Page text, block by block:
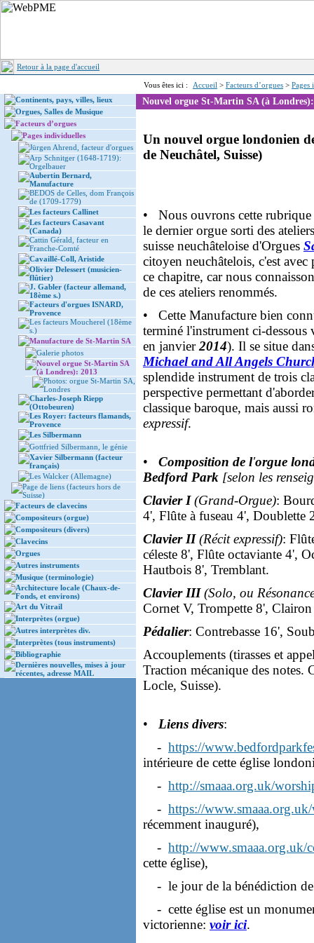
Retour à la page d'accueil
Vous êtes ici : Accueil > Facteurs d’orgues >
Continents, pays, villes, lieux
Orgues, Salles de Musique
Facteurs d’orgues
Pages individuelles
Jürgen Ahrend, facteur d'orgues
Arp Schnitger (1648-1719):
Orgelbauer
Aubertin Bernard,
Manufacture
BEDOS de Celles, dom François
de (1709-1779)
Les facteurs Callinet
Les facteurs Casavant
(Canada)
Cattin Gérald, facteur en
Franche-Comté
Cavaillé-Coll, Aristide
Olivier Delessert (musicien-
flûtier)
J. Gabler (facteur allemand,
18ème s.)
Facteurs d'orgues ISNARD,
Provence
Les facteurs Moucherel (18ème
s.)
Manufacture de St-Martin SA
Galerie photos
Nouvel orgue St-Martin SA
(à Londres): 2013
Photos: orgue St-Martin SA,
Londres
Charles-Joseph Riepp
(Ottobeuren)
Les Royer: facteurs flamands,
Provence
Les Silbermann
Gottfried Silbermann, le génie
Xavier Silbermann (facteur
français)
Les Walcker (Allemagne)
Page de liens (facteurs hors de
Suisse)
Facteurs de clavecins
Compositeurs (orgue)
Compositeurs (divers)
Clavecins
Orgues
Autres instruments
Musique (terminologie)
Architecture locale (Chaux-de-
Fonds, et environs)
Art du Vitrail
Interprètes (orgue)
Autres interprètes div.
Interprètes (tous instruments)
Bibliographie
Dernières nouvelles, mises à jour
récentes, adresse MAIL
Nouvel orgue St-Martin SA (à
Un nouvel orgue londonien
de Neuchâtel, Suisse)
• Nous ouvrons cette rubrique
le dernier orgue sorti des
suisse neuchâteloise d'Orgues
citoyen neuchâtelois, c'est
ce chapitre, car nous
de ces ateliers renommés.
• Cette Manufacture bien
terminé l'instrument ci-
en janvier2014). Il se situe
Michael and All Angels
splendide instrument de trois
perspective permettant
classique baroque, mais aussi
expressif.
• Composition de l'orgue
Bedford Park [selon les
Clavier I (Grand-Orgue):
4', Flûte à fuseau 4', Doublette
Clavier II (Récit expressif):
céleste 8', Flûte octaviante 4',
Hautbois 8', Tremblant.
Clavier III (Solo, ou
Cornet V, Trompette 8',
Pédalier: Contrebasse 16',
Accouplements (tirasses et
Traction mécanique des notes.
Locle, Suisse).
• Liens divers:
- https://
intérieure de cette église
- http://smaaa.org.uk/
- https://
récemment inauguré),
- http://www.smaaa.org.uk/
cette église),
- le jour de la bénédiction
- cette église est un
victorienne: voir ici.